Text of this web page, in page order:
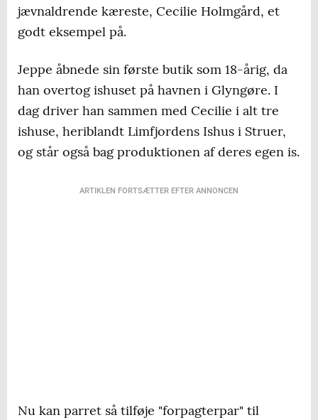
jævnaldrende kæreste, Cecilie Holmgård, et
godt eksempel på.
Jeppe åbnede sin første butik som 18-årig, da
han overtog ishuset på havnen i Glyngøre. I
dag driver han sammen med Cecilie i alt tre
ishuse, heriblandt Limfjordens Ishus i Struer,
og står også bag produktionen af deres egen is.
ARTIKLEN FORTSÆTTER EFTER ANNONCEN
Nu kan parret så tilføje "forpagterpar" til